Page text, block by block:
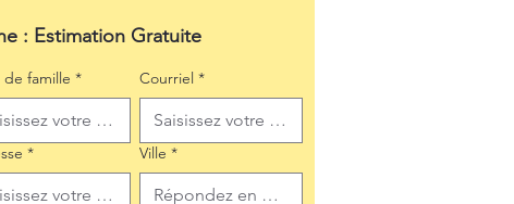
: Estimation Gratuite
de famille * Courriel *
* Ville *